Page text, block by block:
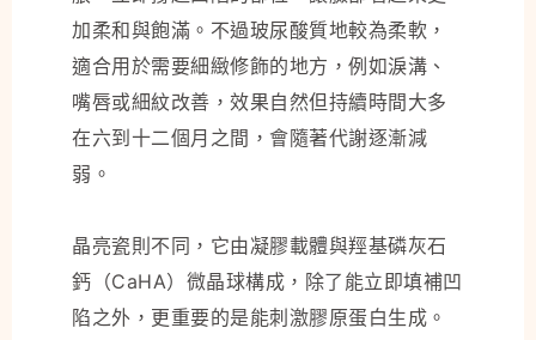
加柔和與飽滿。不過玻尿酸質地較為柔軟，
適合用於需要細緻修飾的地方，例如淚溝、
嘴唇或細紋改善，效果自然但持續時間大多
在六到十二個月之間，會隨著代謝逐漸減
弱。
晶亮瓷則不同，它由凝膠載體與羥基磷灰石
鈣（CaHA）微晶球構成，除了能立即填補凹
陷之外，更重要的是能刺激膠原蛋白生成。